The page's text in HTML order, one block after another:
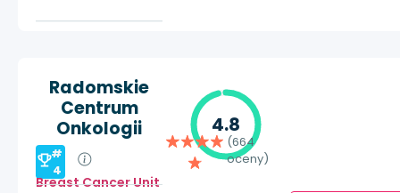
Radomskie
Centrum
Onkologii
#
4
Breast Cancer Unit
4.8
(664
oceny)